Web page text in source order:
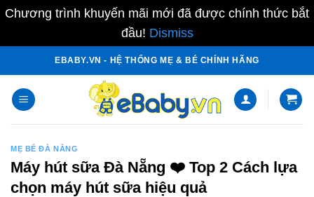
Chương trình khuyến mãi mới đã được chính thức bắt
đầu! Dismiss
content
EBABY.VN - HỆ THỐNG MẸ & BÉ CHÍNH HÃNG
MẸ BÉ ĐÀ NẴNG
Máy hút sữa Đà Nẵng ❤️️ Top 2 Cách lựa
chọn máy hút sữa hiệu quả